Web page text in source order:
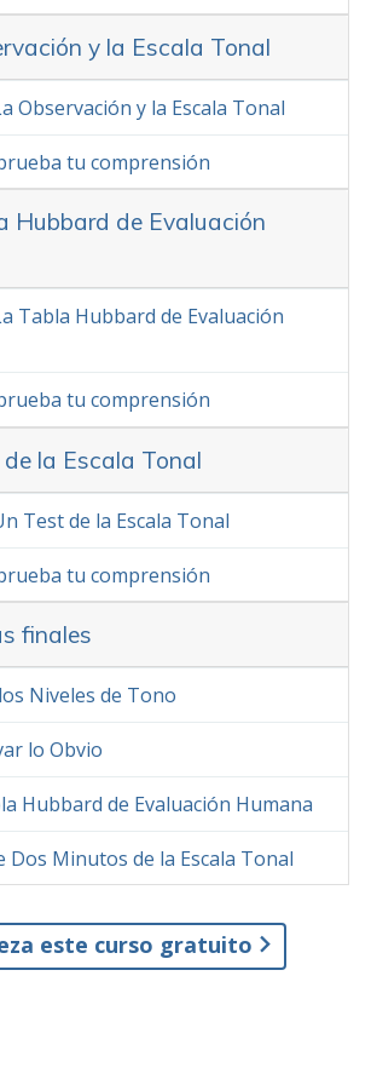
aburrido o es feliz. Y puedes
a recibir bien tus
y a contribuir con ellas.
importante
curso, asegúrate muy bien de
una palabra que no entiendas
única razón por la que una
un estudio, se siente
vuelve incapaz de aprender, es
una palabra que no ha
y la Escala Tonal
Observación y la Escala Tonal
tu comprensión
Hubbard de Evaluación
Tabla Hubbard de Evaluación
tu comprensión
la Escala Tonal
Test de la Escala Tonal
tu comprensión
finales
Niveles de Tono
lo Obvio
Hubbard de Evaluación Humana
Dos Minutos de la Escala Tonal
este curso gratuito